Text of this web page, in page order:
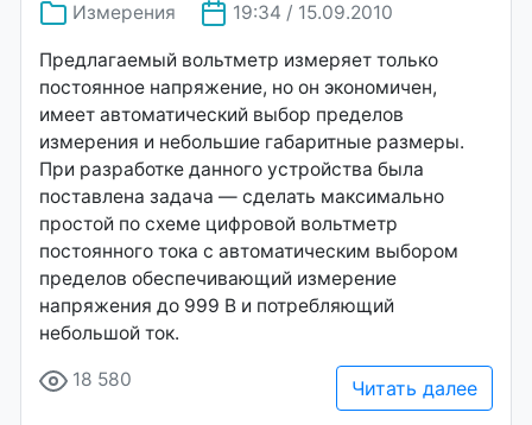
Измерения 19:34 / 15.09.2010
Предлагаемый вольтметр измеряет только
постоянное напряжение, но он экономичен,
имеет автоматический выбор пределов
измерения и небольшие габаритные размеры.
При разработке данного устройства была
поставлена задача — сделать максимально
простой по схеме цифровой вольтметр
постоянного тока с автоматическим выбором
пределов обеспечивающий измерение
напряжения до 999 В и потребляющий
небольшой ток.
18 580 Читать далее